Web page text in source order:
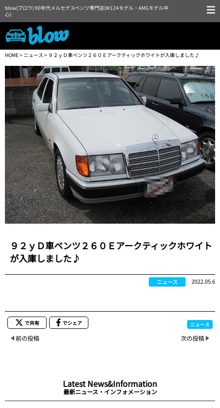
blow(ブロウ) 90年代メルセデスベンツ専門店(W124モデル・AMGモデル中
心)
HOME> ニュース > ９２ｙＤ車ベンツ２６０Ｅアークティックホワイトが入庫しました♪
９２ｙＤ車ベンツ２６０Ｅアークティックホワイト
が入庫しました♪
ニュース 2022.05.6
で共有 でシェア ニュース
前の投稿 次の投稿
Latest News&Information
最新ニュース・インフォメーション